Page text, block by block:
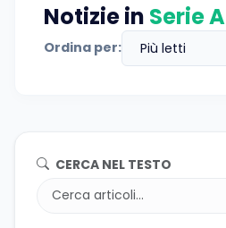
Notizie in Serie A
Ordina per:
CERCA NEL TESTO